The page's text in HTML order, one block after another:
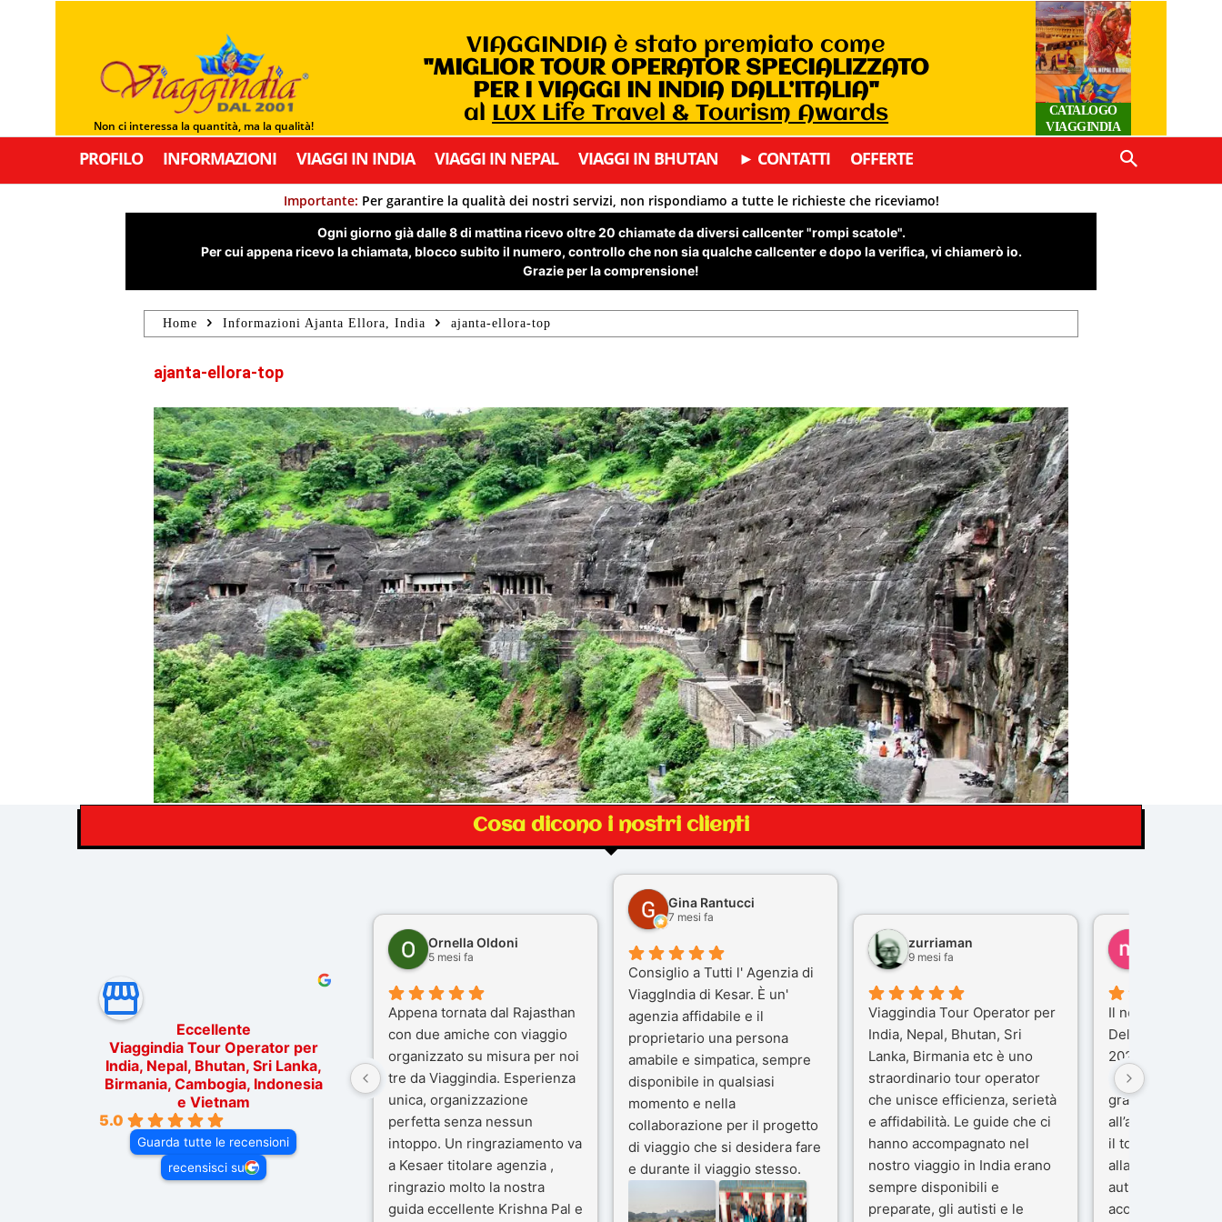
Non ci interessa la quantità, ma la qualità!
VIAGGINDIA è stato premiato come
"MIGLIOR TOUR OPERATOR SPECIALIZZATO
PER I VIAGGI IN INDIA DALL’ITALIA"
al LUX Life Travel & Tourism Awards
CATALOGO
VIAGGINDIA
PROFILO INFORMAZIONI VIAGGI IN INDIA VIAGGI IN NEPAL VIAGGI IN BHUTAN ► CONTATTI OFFERTE
Importante: Per garantire la qualità dei nostri servizi, non rispondiamo a tutte le richieste che riceviamo!
Ogni giorno già dalle 8 di mattina ricevo oltre 20 chiamate da diversi callcenter "rompi scatole".
Per cui appena ricevo la chiamata, blocco subito il numero, controllo che non sia qualche callcenter e dopo la verifica, vi chiamerò io.
Grazie per la comprensione!
Home Informazioni Ajanta Ellora, India ajanta-ellora-top
ajanta-ellora-top
Cosa dicono i nostri clienti
Eccellente
Viaggindia Tour Operator per
India, Nepal, Bhutan, Sri Lanka,
Birmania, Cambogia, Indonesia
e Vietnam
5.0
Guarda tutte le recensioni
recensisci su
Ornella Oldoni
5 mesi fa
Appena tornata dal Rajasthan
con due amiche con viaggio
organizzato su misura per noi
tre da Viaggindia. Esperienza
unica, organizzazione
perfetta senza nessun
intoppo. Un ringraziamento va
a Kesaer titolare agenzia ,
ringrazio molto la nostra
guida eccellente Krishna Pal e
Gina Rantucci
7 mesi fa
Consiglio a Tutti l' Agenzia di
ViaggIndia di Kesar. È un'
agenzia affidabile e il
proprietario una persona
amabile e simpatica, sempre
disponibile in qualsiasi
momento e nella
collaborazione per il progetto
di viaggio che si desidera fare
e durante il viaggio stesso.
Siamo stati 3 settimane in
India a novembre 2025, 5
zurriaman
9 mesi fa
Viaggindia Tour Operator per
India, Nepal, Bhutan, Sri
Lanka, Birmania etc è uno
straordinario tour operator
che unisce efficienza, serietà
e affidabilità. Le guide che ci
hanno accompagnato nel
nostro viaggio in India erano
sempre disponibili e
preparate, gli autisti e le
Il nostro viaggio
Delhi e Varanasi
2025), è stata
che porteremo
gran parte del
all’agenzia che
il tour con cura e
alla nostra guida
autista che ci
accompagnati